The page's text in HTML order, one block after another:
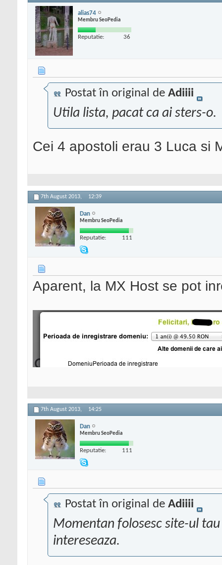
alias74
Membru SeoPedia
Reputatie: 36
Postat în original de Adiiii
Utila lista, pacat ca ai sters-o.
Cei 4 apostoli erau 3 Luca si
7th August 2013, 12:39
Dan
Membru SeoPedia
Reputatie: 111
Aparent, la MX Host se pot
7th August 2013, 14:25
Dan
Membru SeoPedia
Reputatie: 111
Postat în original de Adiiii
Momentan folosesc site-ul
intereseaza.